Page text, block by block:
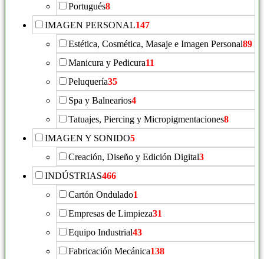
Portugués8
IMAGEN PERSONAL147
Estética, Cosmética, Masaje e Imagen Personal89
Manicura y Pedicura11
Peluquería35
Spa y Balnearios4
Tatuajes, Piercing y Micropigmentaciones8
IMAGEN Y SONIDO5
Creación, Diseño y Edición Digital3
INDÚSTRIAS466
Cartón Ondulado1
Empresas de Limpieza31
Equipo Industrial43
Fabricación Mecánica138